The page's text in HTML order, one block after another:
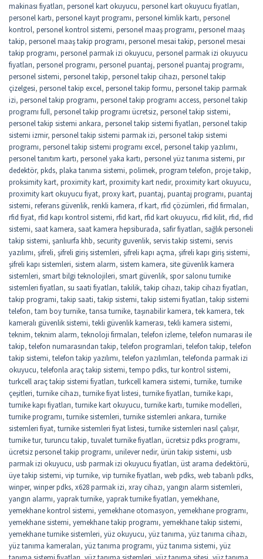
makinası fiyatları, personel kart okuyucu, personel kart okuyucu fiyatları,
personel kartı, personel kayıt programı, personel kimlik kartı, personel
kontrol, personel kontrol sistemi, personel maaş programı, personel maaş
takip, personel maaş takip programı, personel mesai takip, personel mesai
takip programı, personel parmak izi okuyucu, personel parmak izi okuyucu
fiyatları, personel programı, personel puantaj, personel puantaj programı,
personel sistemi, personel takip, personel takip cihazı, personel takip
çizelgesi, personel takip excel, personel takip formu, personel takip parmak
izi, personel takip programı, personel takip programı access, personel takip
programı full, personel takip programı ücretsiz, personel takip sistemi,
personel takip sistemi ankara, personel takip sistemi fiyatları, personel takip
sistemi izmir, personel takip sistemi parmak izi, personel takip sistemi
programı, personel takip sistemi programı excel, personel takip yazılımı,
personel tanıtım kartı, personel yaka kartı, personel yüz tanıma sistemi, pır
dedektör, pkds, plaka tanıma sistemi, polimek, program telefon, proje takip,
proksimity kart, proximity kart, proximity kart nedir, proximity kart okuyucu,
proximity kart okuyucu fiyat, proxy kart, puantaj, puantaj programı, puantaj
sistemi, referans güvenlik, renkli kamera, rf kart, rfid çözümleri, rfid firmaları,
rfid fiyat, rfid kapı kontrol sistemi, rfid kart, rfid kart okuyucu, rfid kilit, rfıd, rfıd
sistemi, saat kamera, saat kamera hepsiburada, safir fiyatları, sağlık personeli
takip sistemi, şanlıurfa khb, security guvenlik, servis takip sistemi, servis
yazılımı, şifreli, şifreli giriş sistemleri, şifreli kapı açma, şifreli kapı giriş sistemi,
şifreli kapı sistemleri, sistem alarm, sistem kamera, site güvenlik kamera
sistemleri, smart bilgi teknolojileri, smart güvenlik, spor salonu turnike
sistemleri fiyatları, su saati fiyatları, takilik, takip cihazı, takip cihazı fiyatları,
takip programi, takip saati, takip sistemi, takip sistemi fiyatları, takip sistemi
telefon, tam boy turnike, tansa turnike, taşınabilir kamera, tek kamera, tek
kameralı güvenlik sistemi, tekli güvenlik kamerası, tekli kamera sistemi,
teknim, teknim alarm, teknoloji firmaları, telefon izleme, telefon numarası ile
takip, telefon numarasından takip, telefon programlari, telefon takip, telefon
takip sistemi, telefon takip yazılımı, telefon yazılımları, telefonda parmak izi
okuyucu, telefonla araç takip sistemi, tempo pdks, tur kontrol sistemi,
turkcell araç takip sistemi fiyatları, turkcell kamera sistemi, turnike, turnike
çeşitleri, turnike cihazı, turnike fiyat listesi, turnike fiyatları, turnike kapı,
turnike kapı fiyatları, turnike kart okuyucu, turnike kartı, turnike modelleri,
turnike programı, turnike sistemleri, turnike sistemleri ankara, turnike
sistemleri fiyat, turnike sistemleri fiyat listesi, turnike sistemleri nasıl çalışır,
turnike tur, turuncu takip, tuvalet turnike fiyatları, ücretsiz pdks programı,
ücretsiz personel takip programı, unilever nedir, ürün takip sistemi, usb
parmak izi okuyucu, usb parmak izi okuyucu fiyatları, üst arama dedektörü,
üye takip sistemi, vip turnike, vip turnike fiyatları, web pdks, web tabanlı pdks,
winper, winper pdks, x628 parmak izi, xray cihazı, yangın alarm sistemleri,
yangın alarmı, yaprak turnike, yaprak turnike fiyatları, yemekhane,
yemekhane kontrol sistemi, yemekhane otomasyon, yemekhane programı,
yemekhane sistemi, yemekhane takip programı, yemekhane takip sistemi,
yemekhane turnike sistemleri, yüz okuyucu, yüz tanıma, yüz tanıma cihazı,
yüz tanıma kameraları, yüz tanıma programı, yüz tanıma sistemi, yüz